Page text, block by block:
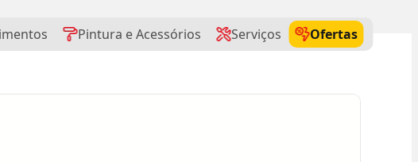
Pintura e Acessórios Serviços
Ofertas